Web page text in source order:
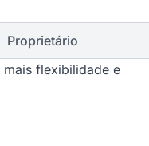
Proprietário
mais flexibilidade e